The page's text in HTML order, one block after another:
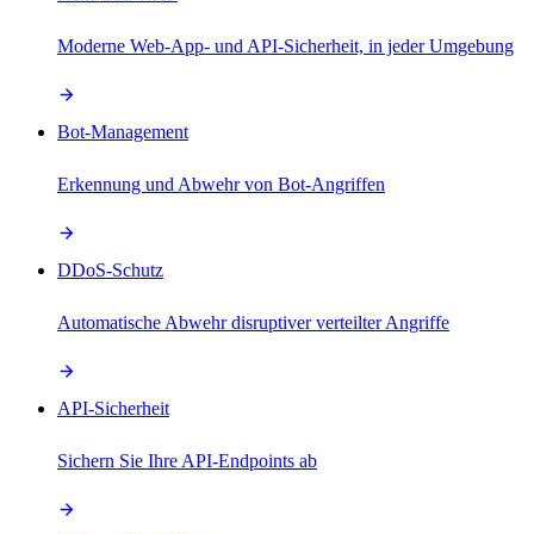
Moderne Web-App- und API-Sicherheit, in jeder Umgebung
Bot-Management
Erkennung und Abwehr von Bot-Angriffen
DDoS-Schutz
Automatische Abwehr disruptiver verteilter Angriffe
API-Sicherheit
Sichern Sie Ihre API-Endpoints ab